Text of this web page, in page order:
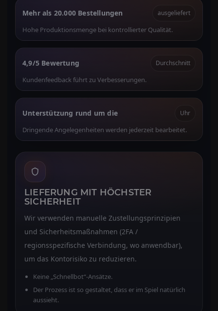
Mehr als 20.000 Bestellungen ausgeliefert
Hohe Produktionsmenge bei kontrollierter Qualität.
4,9/5 Bewertung Durchschnitt
Kundenfeedback führt zu Verbesserungen.
Unterstützung rund um die Uhr
Dringende Angelegenheiten werden jederzeit bearbeitet.
LIEFERUNG MIT HÖCHSTER
SICHERHEIT
Wir verwenden manuelle Zustellungsprinzipien
und Sicherheitsmaßnahmen (2FA /
regionsspezifische Verbindung, wo anwendbar),
um das Kontorisiko zu reduzieren.
Keine „Schnellbot“-Ansätze.
Der Prozess ist so gestaltet, dass er im Spiel natürlich
aussieht.